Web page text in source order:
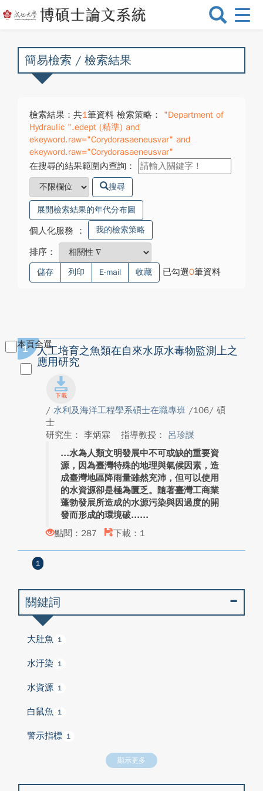
選
換
簡易檢索 / 檢索結果
檢索結果：共1筆資料 檢索策略：
"Department of
Hydraulic ".edept (精準) and
ekeyword.raw="Corydorasaeneusvar" and
ekeyword.raw="Corydorasaeneusvar"
在搜尋的結果範圍內查詢：
搜尋
展開檢索結果的年代分布圖
個人化服務 ： 我的檢索策略
排序：
儲存 列印 E-mail 收藏 已勾選0筆資料
本頁全選
1
人工培育之魚類在自來水原水毒物監測上之
應用研究
/ 水利及海洋工程學系碩士在職專班 /106/ 碩
士
研究生： 李炳霖
指導教授： 呂珍謀
水為人類文明發展中不可或缺的重要資
源，因為臺灣特殊的地理與氣候因素，造
成臺灣地區降雨量雖然充沛，但可以使用
的水資源卻是極為匱乏。隨著臺灣工商業
蓬勃發展所造成的水源污染與因過度的開
發而形成的環境破...
點閱：287
下載：1
1
關鍵詞
大肚魚 1
水汙染 1
水資源 1
白鼠魚 1
警示指標 1
顯示更多